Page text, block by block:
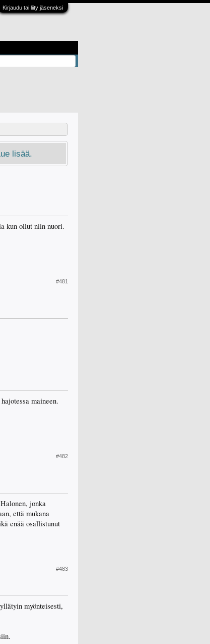
Kirjaudu tai liity jäseneksi
lisää.
kun ollut niin nuori.
#481
maineen.
#482
jonka
että mukana
enää osallistunut
#483
myönteisesti,